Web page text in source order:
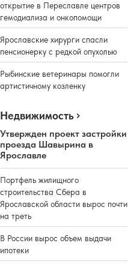
открытие в Переславле центров
гемодиализа и онкопомощи
Ярославские хирурги спасли
пенсионерку с редкой опухолью
Рыбинские ветеринары помогли
артистичному козленку
Недвижимость
Утвержден проект застройки
проезда Шавырина в
Ярославле
Портфель жилищного
строительства Сбера в
Ярославской области вырос почти
на треть
В России вырос объем выдачи
ипотеки